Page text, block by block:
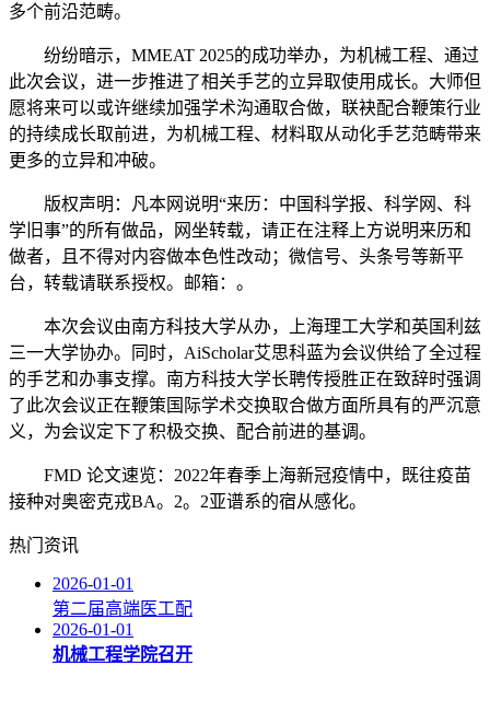
多个前沿范畴。
纷纷暗示，MMEAT 2025的成功举办，为机械工程、通过
此次会议，进一步推进了相关手艺的立异取使用成长。大师但
愿将来可以或许继续加强学术沟通取合做，联袂配合鞭策行业
的持续成长取前进，为机械工程、材料取从动化手艺范畴带来
更多的立异和冲破。
版权声明：凡本网说明“来历：中国科学报、科学网、科
学旧事”的所有做品，网坐转载，请正在注释上方说明来历和
做者，且不得对内容做本色性改动；微信号、头条号等新平
台，转载请联系授权。邮箱：。
本次会议由南方科技大学从办，上海理工大学和英国利兹
三一大学协办。同时，AiScholar艾思科蓝为会议供给了全过程
的手艺和办事支撑。南方科技大学长聘传授胜正在致辞时强调
了此次会议正在鞭策国际学术交换取合做方面所具有的严沉意
义，为会议定下了积极交换、配合前进的基调。
FMD 论文速览：2022年春季上海新冠疫情中，既往疫苗
接种对奥密克戎BA。2。2亚谱系的宿从感化。
热门资讯
2026-01-01
第二届高端医工配
2026-01-01
机械工程学院召开